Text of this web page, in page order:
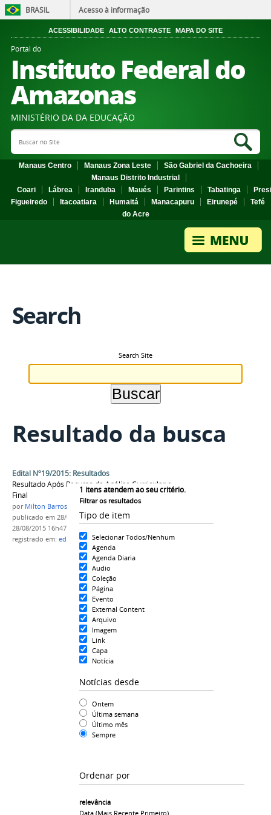
BRASIL Acesso à informação
ACESSIBILIDADE ALTO CONTRASTE MAPA DO SITE
Portal do
Instituto Federal do
Amazonas
MINISTÉRIO DA DA EDUCAÇÃO
Search Site
Manaus Centro Manaus Zona Leste
São Gabriel da Cachoeira
Manaus Distrito Industrial
Coari
Lábrea Iranduba Maués Parintins Tabatinga
Figueiredo
Itacoatiara Humaitá Manacapuru Eirunepé
Tefé
do Acre
Search
Search Site
Resultado da busca
1 itens atendem ao seu critério.
Filtrar os resultados
Tipo de item
Selecionar Todos/Nenhum
Agenda
Agenda Diaria
Audio
Coleção
Página
Evento
External Content
Arquivo
Imagem
Link
Capa
Notícia
Notícias desde
Ontem
Última semana
Último mês
Sempre
Ordenar por
relevância
Data (mais Recente Primeiro)
Edital Nº19/2015: Resultados
Resultado Após Recurso da Análise Curricular e
Final
por Milton Barros
publicado em 28/08/2015—última modificação
28/08/2015 16h47
registrado em: edital nº19/2015,PROEN